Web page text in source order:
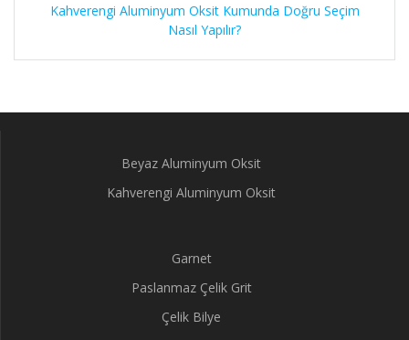
Kahverengi Aluminyum Oksit Kumunda Doğru Seçim
Nasıl Yapılır?
Beyaz Aluminyum Oksit
Kahverengi Aluminyum Oksit
Garnet
Paslanmaz Çelik Grit
Çelik Bilye